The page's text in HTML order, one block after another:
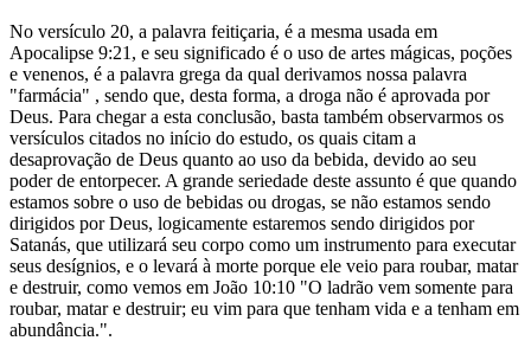
No versículo 20, a palavra feitiçaria, é a mesma usada em
Apocalipse 9:21, e seu significado é o uso de artes mágicas, poções
e venenos, é a palavra grega da qual derivamos nossa palavra
"farmácia" , sendo que, desta forma, a droga não é aprovada por
Deus. Para chegar a esta conclusão, basta também observarmos os
versículos citados no início do estudo, os quais citam a
desaprovação de Deus quanto ao uso da bebida, devido ao seu
poder de entorpecer. A grande seriedade deste assunto é que quando
estamos sobre o uso de bebidas ou drogas, se não estamos sendo
dirigidos por Deus, logicamente estaremos sendo dirigidos por
Satanás, que utilizará seu corpo como um instrumento para executar
seus desígnios, e o levará à morte porque ele veio para roubar, matar
e destruir, como vemos em João 10:10 "O ladrão vem somente para
roubar, matar e destruir; eu vim para que tenham vida e a tenham em
abundância.".